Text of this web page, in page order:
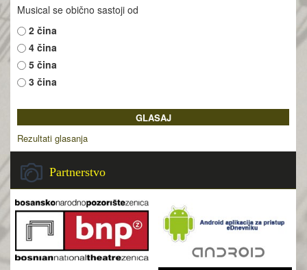
Musical se obično sastoji od
2 čina
4 čina
5 čina
3 čina
Rezultati glasanja
Partnerstvo